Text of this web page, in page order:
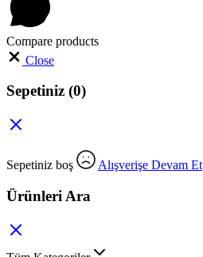
Compare products
Close
Sepetiniz (0)
Sepetiniz boş Alışverişe Devam Et
Ürünleri Ara